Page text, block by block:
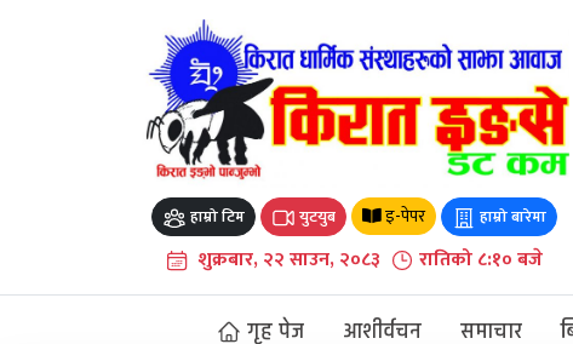
हाम्रो टिम युटयुब इ-पेपर हाम्रो बारेमा
शुक्रबार, २२ साउन, २०८३ रातिको ८:१० बजे
गृह पेज आशीर्वचन समाचार